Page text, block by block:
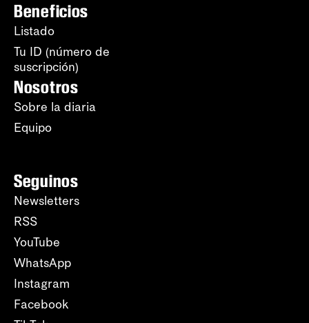
Beneficios
Listado
Tu ID (número de
suscripción)
Nosotros
Sobre la diaria
Equipo
Seguinos
Newsletters
RSS
YouTube
WhatsApp
Instagram
Facebook